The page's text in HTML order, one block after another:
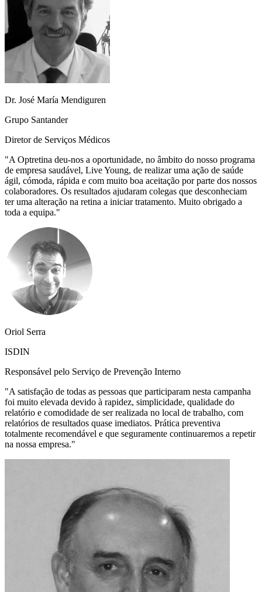
Dr. José María Mendiguren
Grupo Santander
Diretor de Serviços Médicos
"A Optretina deu-nos a oportunidade, no âmbito do nosso programa
de empresa saudável, Live Young, de realizar uma ação de saúde
ágil, cómoda, rápida e com muito boa aceitação por parte dos nossos
colaboradores. Os resultados ajudaram colegas que desconheciam
ter uma alteração na retina a iniciar tratamento. Muito obrigado a
toda a equipa."
Oriol Serra
ISDIN
Responsável pelo Serviço de Prevenção Interno
"A satisfação de todas as pessoas que participaram nesta campanha
foi muito elevada devido à rapidez, simplicidade, qualidade do
relatório e comodidade de ser realizada no local de trabalho, com
relatórios de resultados quase imediatos. Prática preventiva
totalmente recomendável e que seguramente continuaremos a repetir
na nossa empresa."